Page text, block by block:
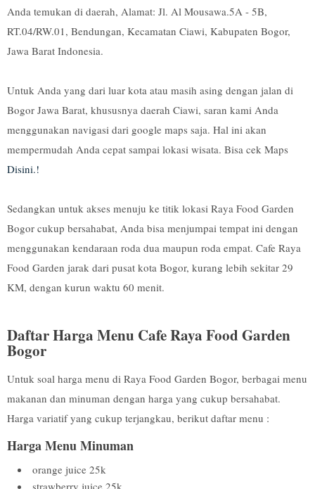
Anda temukan di daerah, Alamat: Jl. Al Mousawa.5A - 5B,
RT.04/RW.01, Bendungan, Kecamatan Ciawi, Kabupaten Bogor,
Jawa Barat Indonesia.
Untuk Anda yang dari luar kota atau masih asing dengan jalan di
Bogor Jawa Barat, khususnya daerah Ciawi, saran kami Anda
menggunakan navigasi dari google maps saja. Hal ini akan
mempermudah Anda cepat sampai lokasi wisata. Bisa cek Maps
Disini.!
Sedangkan untuk akses menuju ke titik lokasi Raya Food Garden
Bogor cukup bersahabat, Anda bisa menjumpai tempat ini dengan
menggunakan kendaraan roda dua maupun roda empat. Cafe Raya
Food Garden jarak dari pusat kota Bogor, kurang lebih sekitar 29
KM, dengan kurun waktu 60 menit.
Daftar Harga Menu Cafe Raya Food Garden
Bogor
Untuk soal harga menu di Raya Food Garden Bogor, berbagai menu
makanan dan minuman dengan harga yang cukup bersahabat.
Harga variatif yang cukup terjangkau, berikut daftar menu :
Harga Menu Minuman
orange juice 25k